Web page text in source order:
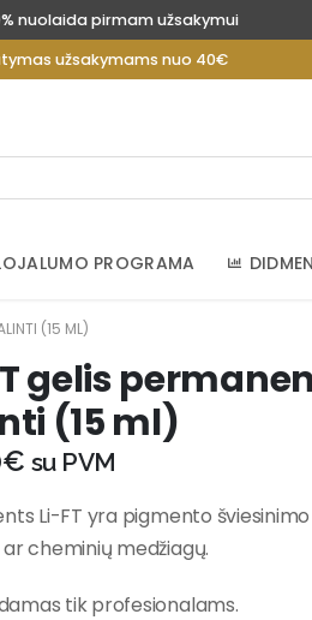
nuolaida pirmam užsakymui
užsakymams nuo 40€
PROGRAMA
(15 ML)
gelis
(15 ml)
€ su PVM
Li-FT yra pigmento
cheminių medžiagų.
tik profesionalams.